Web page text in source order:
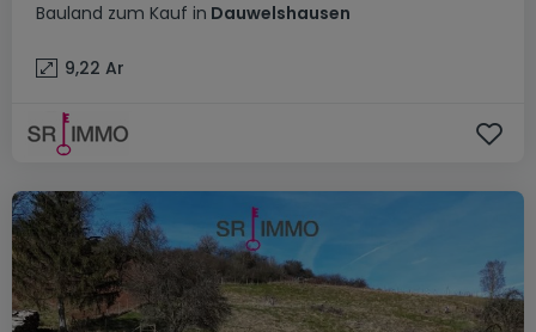
Bauland zum Kauf in Dauwelshausen
9,22 Ar